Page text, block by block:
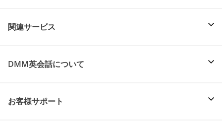
関連サービス
DMM英会話について
お客様サポート